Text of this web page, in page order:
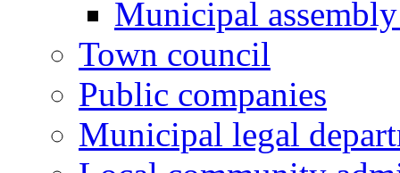
Municipal
Town council
Public companies
Municipal legal